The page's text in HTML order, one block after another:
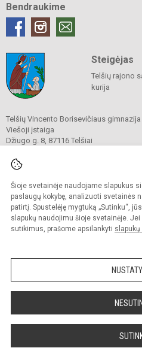
Šioje svetainėje naudojame slapukus
paslaugų kokybę, analizuoti svetainės
patirtį. Spustelėję mygtuką „Sutinku“,
slapukų naudojimu šioje svetainėje.
sutikimus, prašome apsilankyti
Bendraukime
Steigėjas
Telšių rajono
kurija
Telšių Vincento Borisevičiaus gimnazija
Viešoji įstaiga
Džiugo g. 8, 87116 Telšiai
El. p.
Duomenys kaupiami ir saugomi
Juridinių asmenų registre
Įmonės kodas 190556414
Kopijuoti turinį be raštiško
Prieinamumo paraiška
Sumanus būdas atnaujinti
svetainę